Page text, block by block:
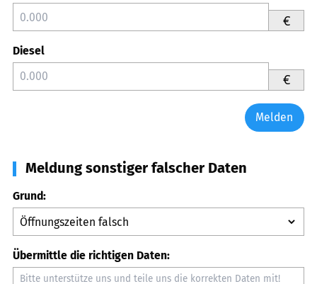
€
Diesel
€
Melden
Meldung sonstiger falscher Daten
Grund:
Übermittle die richtigen Daten: